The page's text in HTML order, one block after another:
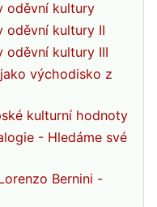
oděvní kultury
oděvní kultury II
oděvní kultury III
východisko z
kulturní hodnoty
- Hledáme své
Bernini -